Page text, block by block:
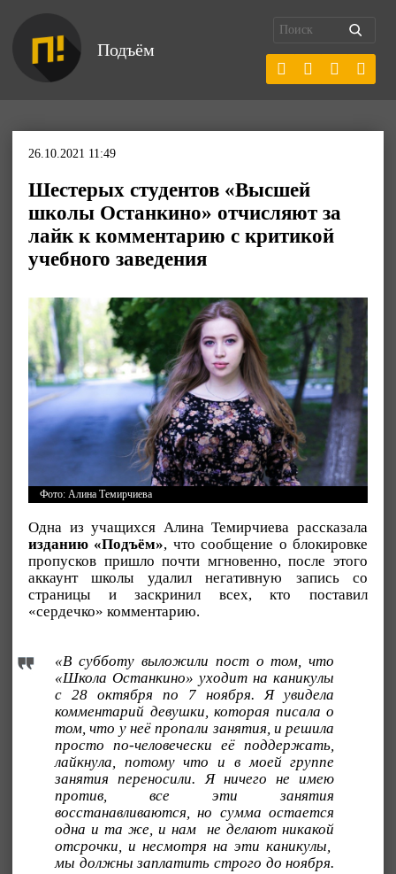
Подъём
26.10.2021 11:49
Шестерых студентов «Высшей
школы Останкино» отчисляют за
лайк к комментарию с критикой
учебного заведения
Фото: Алина Темирчиева
Одна из учащихся Алина Темирчиева рассказала
изданию «Подъём», что сообщение о блокировке
пропусков пришло почти мгновенно, после этого
аккаунт школы удалил негативную запись со
страницы и заскринил всех, кто поставил
«сердечко» комментарию.
«В субботу выложили пост о том, что
«Школа Останкино» уходит на каникулы
с 28 октября по 7 ноября. Я увидела
комментарий девушки, которая писала о
том, что у неё пропали занятия, и решила
просто по-человечески её поддержать,
лайкнула, потому что и в моей группе
занятия переносили. Я ничего не имею
против, все эти занятия
восстанавливаются, но сумма остается
одна и та же, и нам не делают никакой
отсрочки, и несмотря на эти каникулы,
мы должны заплатить строго до ноября.